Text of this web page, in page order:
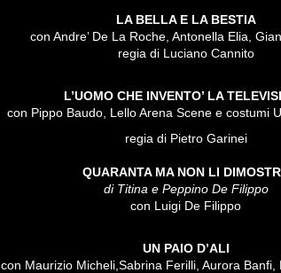
LA BELLA E LA BESTIA
con Andre’ De La Roche, Antonella Elia,
regia di Luciano Cannito
L’UOMO CHE INVENTO’ LA
con Pippo Baudo, Lello Arena Scene e costumi
regia di Pietro Garinei
QUARANTA MA NON LI
di Titina e Peppino De Filippo
con Luigi De Filippo
UN PAIO D’ALI
con Maurizio Micheli,Sabrina Ferilli, Aurora Banfi,